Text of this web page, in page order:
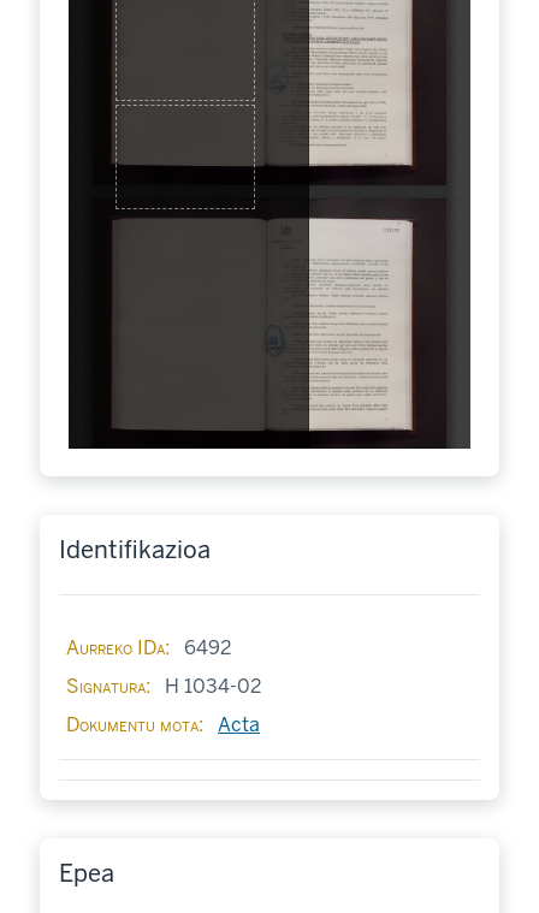
Identifikazioa
Aurreko IDa
6492
Signatura
H 1034-02
Dokumentu mota
Acta
Epea